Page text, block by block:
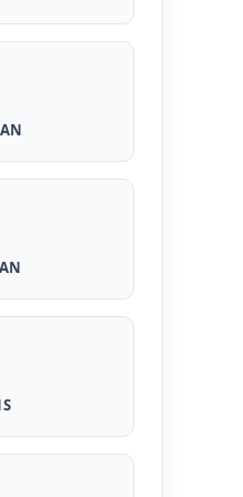
Yojana:
Online:
पशु शेड बनवाने के
सरकारी लोन, मिलेगी
यहाँ से ले सकते